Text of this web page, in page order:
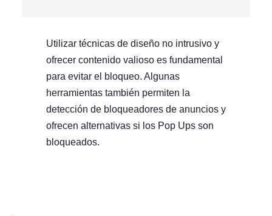
Utilizar técnicas de diseño no intrusivo y
ofrecer contenido valioso es fundamental
para evitar el bloqueo. Algunas
herramientas también permiten la
detección de bloqueadores de anuncios y
ofrecen alternativas si los Pop Ups son
bloqueados.